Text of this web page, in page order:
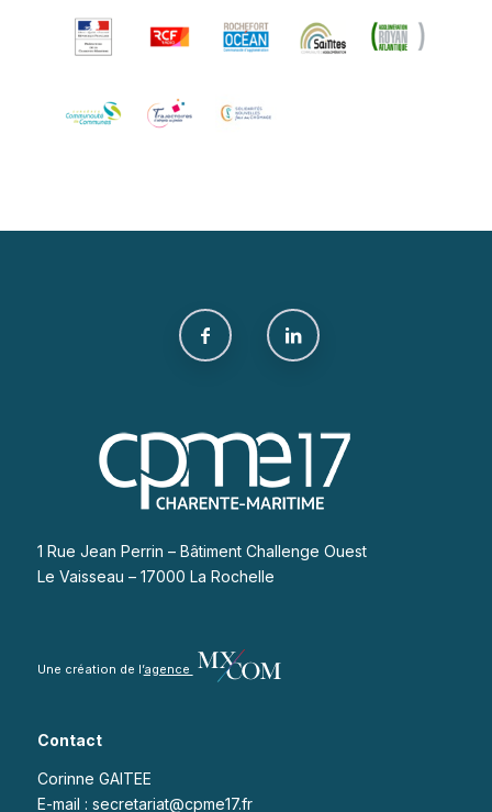
1 Rue Jean Perrin – Bâtiment Challenge Ouest
Le Vaisseau – 17000 La Rochelle
Une création de l’agence
Contact
Corinne GAITEE
E-mail : secretariat@cpme17.fr